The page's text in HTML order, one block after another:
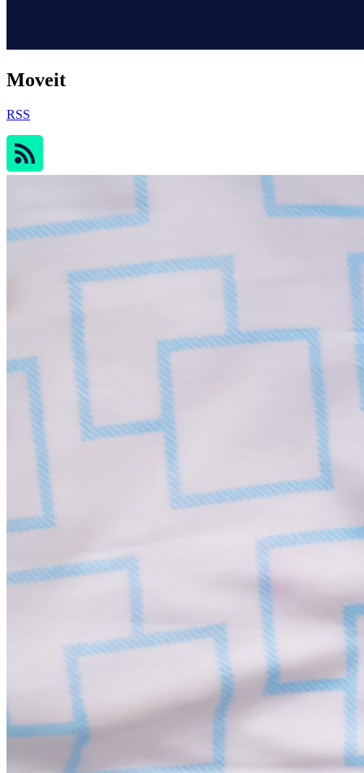
Moveit
RSS